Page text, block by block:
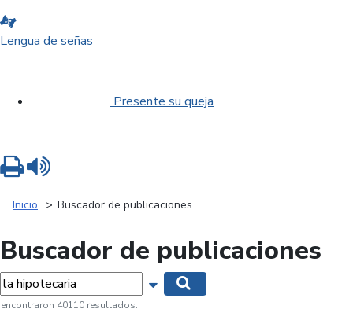
Lengua de señas
Presente su queja
Inicio Buscador de publicaciones
Buscador de publicaciones
Mostrar opciones de búsqueda
encontraron 40110 resultados.
Imprimir